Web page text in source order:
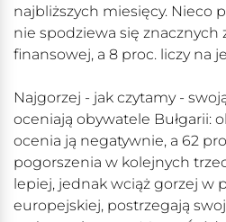
najbliższych miesięcy. Nieco
nie spodziewa się znacznych
finansowej, a 8 proc. liczy na
Najgorzej - jak czytamy -
oceniają obywatele Bułgarii:
ocenia ją negatywnie, a 62
pogorszenia w kolejnych
lepiej, jednak wciąż gorzej w
europejskiej, postrzegają